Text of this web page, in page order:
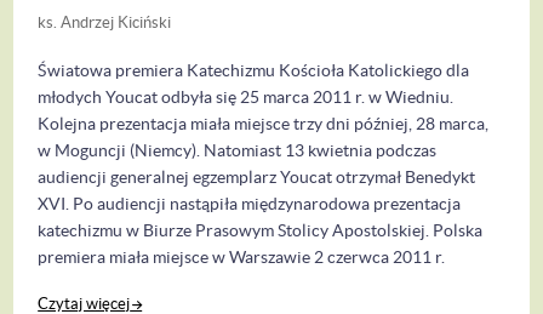
ks. Andrzej Kiciński
Światowa premiera Katechizmu Kościoła Katolickiego dla
młodych Youcat odbyła się 25 marca 2011 r. w Wiedniu.
Kolejna prezentacja miała miejsce trzy dni później, 28 marca,
w Moguncji (Niemcy). Natomiast 13 kwietnia podczas
audiencji generalnej egzemplarz Youcat otrzymał Benedykt
XVI. Po audiencji nastąpiła międzynarodowa prezentacja
katechizmu w Biurze Prasowym Stolicy Apostolskiej. Polska
premiera miała miejsce w Warszawie 2 czerwca 2011 r.
Czytaj więcej